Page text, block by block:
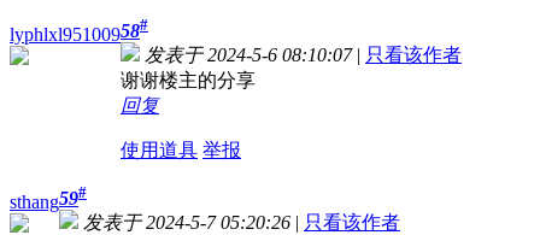
lyphlxl95100958#
发表于 2024-5-6 08:10:07 | 只看该作者
谢谢楼主的分享
回复
使用道具 举报
sthang59#
发表于 2024-5-7 05:20:26 | 只看该作者